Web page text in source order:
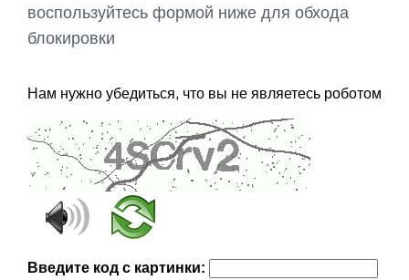
воспользуйтесь формой ниже для обхода
блокировки
Нам нужно убедиться, что вы не являетесь роботом
Введите код с картинки: